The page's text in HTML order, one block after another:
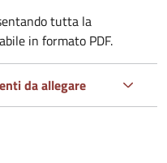
tutta la
in formato PDF.
da allegare